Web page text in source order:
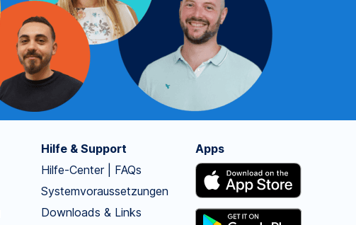
Hilfe & Support
Hilfe-Center | FAQs
Systemvoraussetzungen
Downloads & Links
Apps